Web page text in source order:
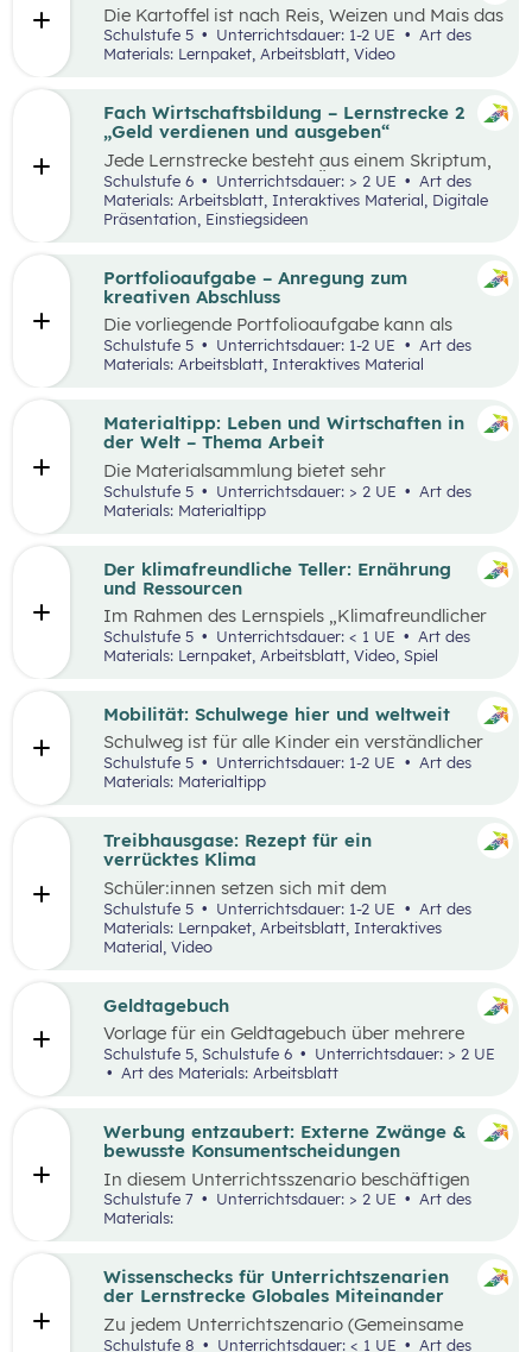
Werbung entzaubert: Externe Zwänge &
bewusste Konsumentscheidungen
In diesem Unterrichtsszenario beschäftigen
sich die Schüler:innen mit den Themen
„Werbung“ und „Konsumentscheidungen“. Zu
Zentrum. Davon ausgehend werden
unterschiedliche externe Zwänge sowie Vor-
Schulstufe 7 Unterrichtsdauer: > 2 UE
Art des
Materials:
Wissenschecks für Unterrichtszenarien
der Lernstrecke Globales Miteinander
Zu jedem Unterrichtszenario (Gemeinsame
Vertiefung) wiez.B.:Globalisierung und ich,
Schulstufe 8 Unterrichtsdauer: < 1 UE
hinterfragen, zu dekonstruieren und zu
rekonstruieren.
Treibhausgase: Rezept für ein
verrücktes Klima
Schüler:innen setzen sich mit dem
menschengemachten und natürlichen
Treibhauseffekt sowie daraus resultierenden
Folgen in unterschiedlichen Lebens- und
Wirtschaftsbereichen auseinander. Außerdem
Umwelt-Beziehung
Kopfstand-Brainstorming individuelle und
kollektive Handlungsoptionen zur
Klimawandelanpassung.
Schulstufe 5 Unterrichtsdauer: 1-2 UE
Materials: Lernpaket, Arbeitsblatt, Interaktives
Material, Video
Der klimafreundliche Teller: Ernährung
und Ressourcen
Im Rahmen des Lernspiels „Klimafreundlicher
Teller“ lernen die Schüler:innen
klimafreundlichere und klimaschädlichere
Lebensmittel (gemessen am Wasser- und CO2-
hohen Ressourcenverbrauch kennen.
Schulstufe 5 Unterrichtsdauer: < 1 UE
Materials: Lernpaket, Arbeitsblatt, Video, Spiel
Die Kartoffel ist nach Reis, Weizen und Mais das
viertwichtigste Grundnahrungsmittel der
Menschheit. Weltweit gibt es rund 5.000
anpassen. Die Unterrichtsmaterialien
behandeln einerseits gesellschaftliche sowie
naturräumliche Bedingungen der
landwirtschaftlichen Produktion. Wesentliche
Charakteristika der räumlichen Umwelt werden
am Fallbeispiel Kartoffel erhoben und
beschrieben.
Schulstufe 5 Unterrichtsdauer: 1-2 UE
Art des
Materials: Lernpaket, Arbeitsblatt, Video
Mobilität: Schulwege hier und weltweit
Schulweg ist für alle Kinder ein verständlicher
Begriff und eine weltweite Gemeinsamkeit.
Doch der Weg ist durch die Lage der Schule und
Schulstufe 5 Unterrichtsdauer: 1-2 UE
Art des
Materials: Materialtipp
Fach Wirtschaftsbildung – Lernstrecke 2
„Geld verdienen und ausgeben“
Jede Lernstrecke besteht aus einem Skriptum,
welches dazu dient einen Überblick über die
jeweilige Lernstrecke zu erhalten. Mit
dem eigenen Unterrichtsgegenstand
Wirtschaftsbildung erwerben Schüler:innen das
Einstellungen und Verhaltensbereitschaften, die
sie in ökonomisch geprägten Lebenssituationen
benötigen. Diese sollen ihnen dabei helfen,
ökonomische Herausforderungen, Aufgaben
und Problemstellungen erkennen, analysieren,
beurteilen und erfolgreich bewältigen zu
Schulstufe 6 Unterrichtsdauer: > 2 UE
Materials: Arbeitsblatt, Interaktives Material, Digitale
Präsentation, Einstiegsideen
Portfolioaufgabe – Anregung zum
kreativen Abschluss
Die vorliegende Portfolioaufgabe kann als
Abschluss des Kompetenzbereichs „Leben und
Wirtschaften im Hinblick auf nachhaltige
Schulstufe 5 Unterrichtsdauer: 1-2 UE
Art des
Materials: Arbeitsblatt, Interaktives Material
Materialtipp: Leben und Wirtschaften in
der Welt – Thema Arbeit
Die Materialsammlung bietet sehr
unterschiedliche Aspekte in Bezug auf das
Thema Arbeit für den Unterricht.
Schulstufe 5 Unterrichtsdauer: > 2 UE
Materials: Materialtipp
Geldtagebuch
Vorlage für ein Geldtagebuch über mehrere
Wochen im Excel Format
Schulstufe 5, Schulstufe 6
Unterrichtsdauer: > 2 UE
Art des Materials: Arbeitsblatt